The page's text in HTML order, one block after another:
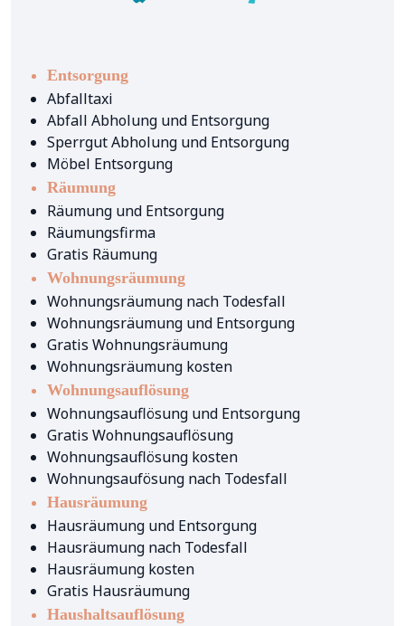
Entsorgung
Abfalltaxi
Abfall Abholung und Entsorgung
Sperrgut Abholung und Entsorgung
Möbel Entsorgung
Räumung
Räumung und Entsorgung
Räumungsfirma
Gratis Räumung
Wohnungsräumung
Wohnungsräumung nach Todesfall
Wohnungsräumung und Entsorgung
Gratis Wohnungsräumung
Wohnungsräumung kosten
Wohnungsauflösung
Wohnungsauflösung und Entsorgung
Gratis Wohnungsauflösung
Wohnungsauflösung kosten
Wohnungsaufösung nach Todesfall
Hausräumung
Hausräumung und Entsorgung
Hausräumung nach Todesfall
Hausräumung kosten
Gratis Hausräumung
Haushaltsauflösung